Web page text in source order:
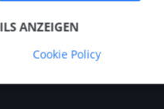
Einstellungen
ANZEIGEN
Cookie Policy